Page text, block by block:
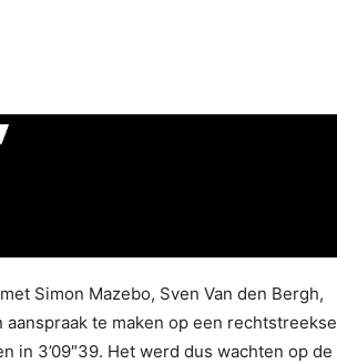
Simon Mazebo, Sven Van den Bergh,
te maken op een rechtstreekse
in 3’09″39. Het werd dus wachten op de